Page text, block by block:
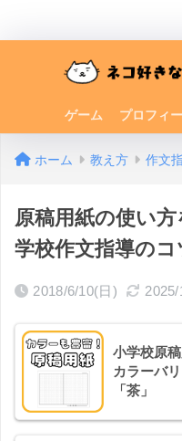
ゲーム プロフィ
ホーム 教え方 作文
原稿用紙の使い
学校作文指導のコ
2018/6/10(日)
小学校原
カラーバ
「茶」